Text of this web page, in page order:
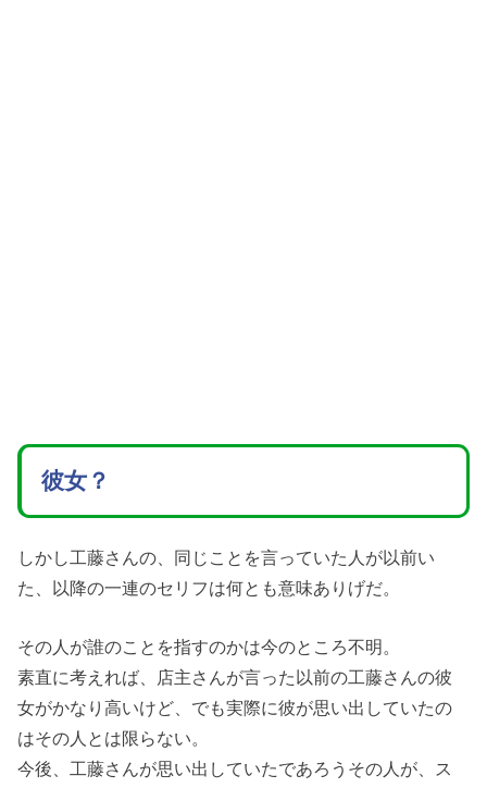
彼女？
しかし工藤さんの、同じことを言っていた人が以前い
た、以降の一連のセリフは何とも意味ありげだ。
その人が誰のことを指すのかは今のところ不明。
素直に考えれば、店主さんが言った以前の工藤さんの彼
女がかなり高いけど、でも実際に彼が思い出していたの
はその人とは限らない。
今後、工藤さんが思い出していたであろうその人が、ス